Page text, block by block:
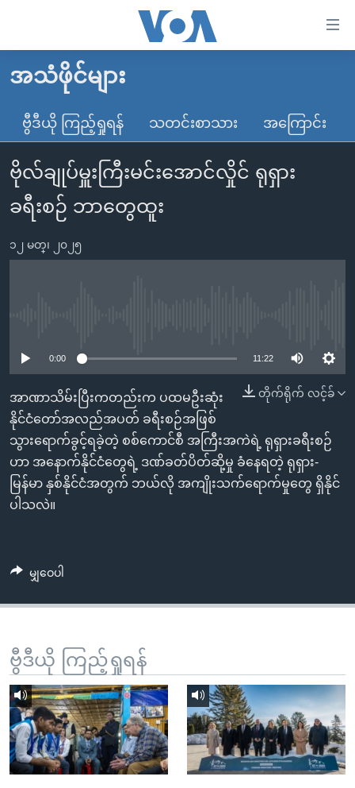
လွယ်ကူ
သည့်
Link
များ
ပင်မ
သို့
စာမျက်နှာ
သို့
ကျော်
ကြည့်
ရန်
ရှာဖွေ
သို့
မူလစာမျက်နှာ
မြန်မာ
ကမ္ဘာ့သတင်းများ
နိုင်ငံတကာ
အမေရိကန်
အစ္စရေး-ပါလက်စတိုင်း
ဗွီဒီယို
သတင်းလွတ်လပ်ခွင့်
ရပ်ဝန်းတခု လမ်းတခု အလွန်
အင်္ဂလိပ်စာလေ့လာမယ်
ဗွီအိုအေ လူမှုကွန်ယက်များ
ဘာသာစကားများ
အသံဖိုင်များ
ဗွီဒီယို ကြည့်ရှုရန် သတင်းစာသား အကြောင်း
ဗိုလ်ချုပ်မှူးကြီးမင်းအောင်လှိုင် ရုရှား
ခရီးစဉ် ဘာတွေထူး
၁၂ မတ္၊ ၂၀၂၅
0:00 11:22
တိုက်ရိုက် လင့်ခ်
အာဏာသိမ်းပြီးကတည်းက ပထမဦးဆုံး
နိုင်ငံတော်အလည်အပတ် ခရီးစဉ်အဖြစ်
သွားရောက်ခွင့်ရခဲ့တဲ့ စစ်ကောင်စီ အကြီးအကဲရဲ့ ရုရှားခရီးစဉ်
ဟာ အနောက်နိုင်ငံတွေရဲ့ ဒဏ်ခတ်ပိတ်ဆို့မှု ခံနေရတဲ့ ရုရှား-
မြန်မာ နှစ်နိုင်ငံအတွက် ဘယ်လို အကျိုးသက်ရောက်မှုတွေ ရှိနိုင်
ပါသလဲ။
မျှဝေပါ
ဗွီဒီယို ကြည့်ရှုရန်